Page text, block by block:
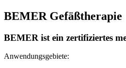
BEMER Gefäßtherapie
BEMER ist ein zertifiziertes
Anwendungsgebiete: